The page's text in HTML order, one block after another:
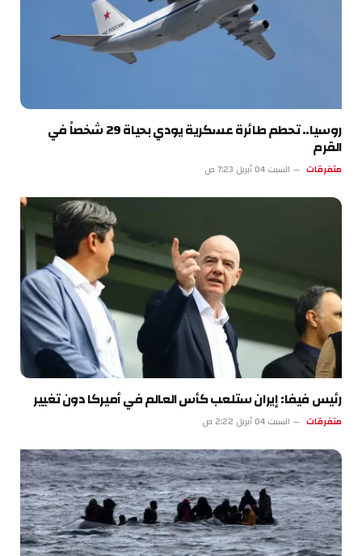
روسيا.. تحطم طائرة عسكرية يودي بحياة 29 شخصاً في
القرم
متفرقات السبت 04 أبريل 7:23 ص
رئيس فيفا: إيران ستلعب كأس العالم في أميركا دون تغيير
متفرقات السبت 04 أبريل 2:22 ص